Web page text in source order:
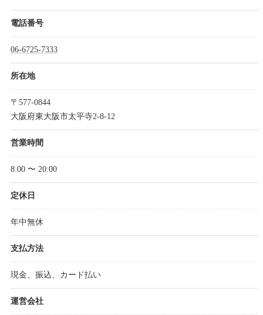
電話番号
06-6725-7333
所在地
〒577-0844
大阪府東大阪市太平寺2-8-12
営業時間
8:00 〜 20:00
定休日
年中無休
支払方法
現金、振込、カード払い
運営会社